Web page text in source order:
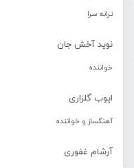
ترانه سرا
نوید آخش جان
خواننده
ایوب گلزاری
آهنگساز و خواننده
آرشام غفوری